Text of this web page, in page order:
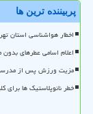
پربیننده ترین ها
اخطار هواشناسی استان
اعلام اسامی عطرهای بدون
مزیت ورزش پس از مدرسه
خطر نانوپلاستیک ها برای